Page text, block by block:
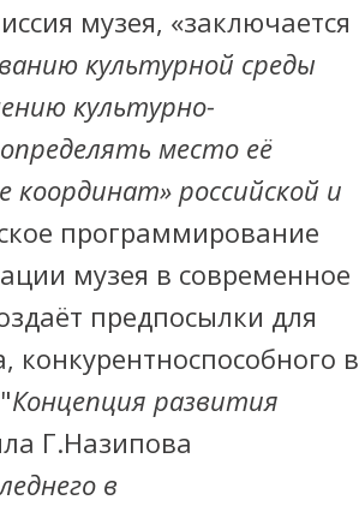
музея, «заключается
культурной среды
культурно-
место её
координат» российской и
программирование
музея в современное
предпосылки для
конкурентноспособного в
Концепция развития
Г.Назипова
в